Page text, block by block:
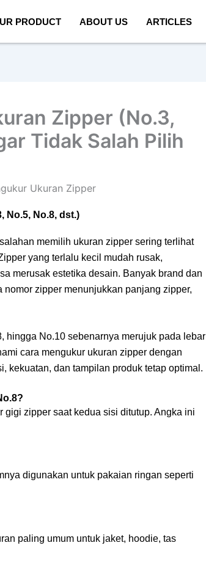
PRODUCT ABOUT US ARTICLES
Zipper (No.3,
Tidak Salah Pilih
No.5, No.8, dst.)
memilih ukuran zipper sering terlihat
yang terlalu kecil mudah rusak,
merusak estetika desain. Banyak brand dan
zipper menunjukkan panjang zipper,
hingga No.10 sebenarnya merujuk pada lebar
cara mengukur ukuran zipper dengan
kekuatan, dan tampilan produk tetap optimal.
gigi zipper saat kedua sisi ditutup. Angka ini
digunakan untuk pakaian ringan seperti
paling umum untuk jaket, hoodie, tas